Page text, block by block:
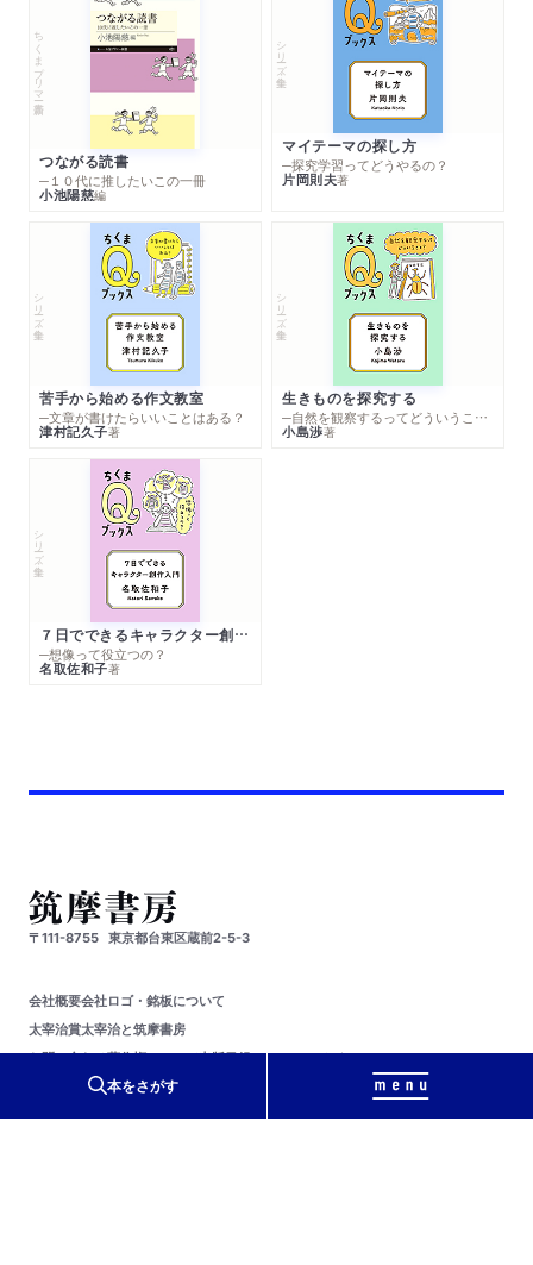
本をさがす
ちくまプリマー新書
つながる読書
─１０代に推したいこの一冊
小池陽慈編
シリーズ・全集
マイテーマの探し方
─探究学習ってどうやるの？
片岡則夫著
シリーズ・全集
苦手から始める作文教室
─文章が書けたらいいことはある？
津村記久子著
シリーズ・全集
生きものを探究する
─自然を観察するってどういうこと？
小島渉著
シリーズ・全集
７日でできるキャラクター創作入門
─想像って役立つの？
名取佐和子著
〒111-8755 東京都台東区蔵前2-5-3
会社概要会社ロゴ・銘板について
太宰治賞太宰治と筑摩書房
お問い合わせ著作権について出版目録ソーシャルメディア
サイトマップ
webちくま
ちくまの教科書